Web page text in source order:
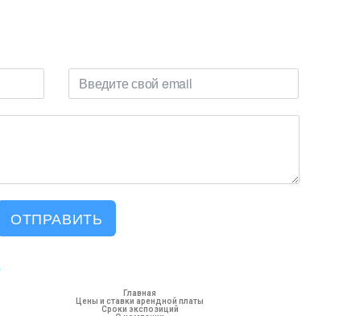
ОТПРАВИТЬ
Главная
Цены и ставки арендной платы
Сроки экспозиций